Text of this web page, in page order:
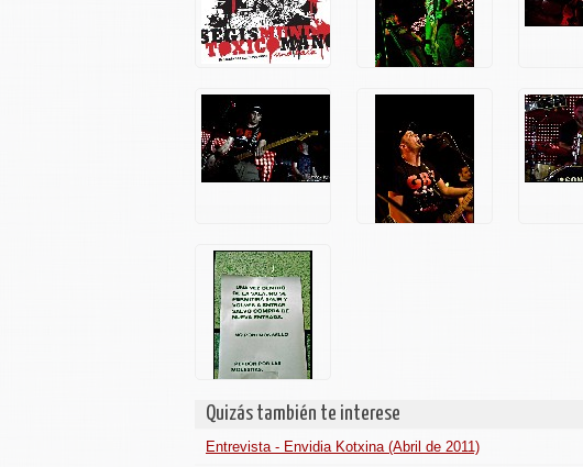
Quizás también te interese
Entrevista - Envidia Kotxina (Abril de 2011)